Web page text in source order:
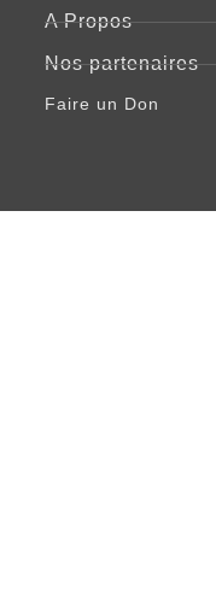
A Propos
Nos partenaires
Faire un Don